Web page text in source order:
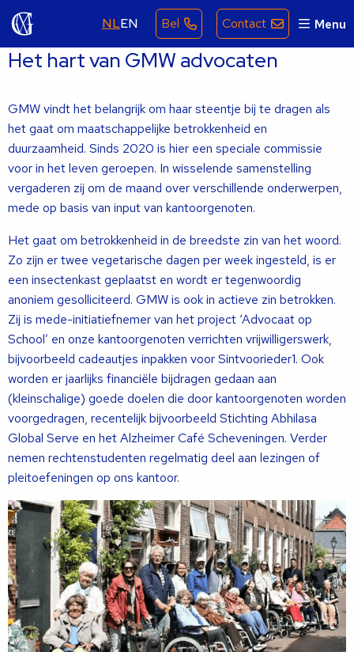
NLEN Bel Contact Menu
Het hart van GMW advocaten
GMW vindt het belangrijk om haar steentje bij te dragen als
het gaat om maatschappelijke betrokkenheid en
duurzaamheid. Sinds 2020 is hier een speciale commissie
voor in het leven geroepen. In wisselende samenstelling
vergaderen zij om de maand over verschillende onderwerpen,
mede op basis van input van kantoorgenoten.
Het gaat om betrokkenheid in de breedste zin van het woord.
Zo zijn er twee vegetarische dagen per week ingesteld, is er
een insectenkast geplaatst en wordt er tegenwoordig
anoniem gesolliciteerd. GMW is ook in actieve zin betrokken.
Zij is mede-initiatiefnemer van het project ‘Advocaat op
School’ en onze kantoorgenoten verrichten vrijwilligerswerk,
bijvoorbeeld cadeautjes inpakken voor Sintvoorieder1. Ook
worden er jaarlijks financiële bijdragen gedaan aan
(kleinschalige) goede doelen die door kantoorgenoten worden
voorgedragen, recentelijk bijvoorbeeld Stichting Abhilasa
Global Serve en het Alzheimer Café Scheveningen. Verder
nemen rechtenstudenten regelmatig deel aan lezingen of
pleitoefeningen op ons kantoor.